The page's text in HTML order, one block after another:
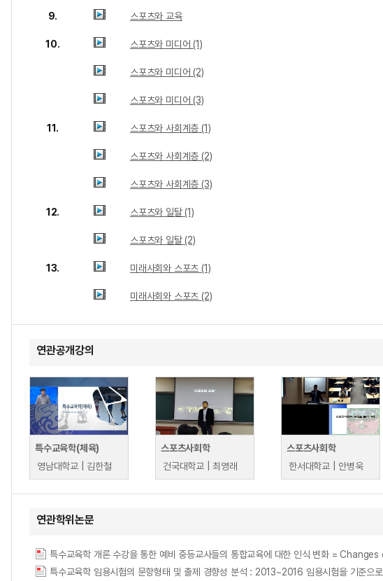
9. 스포츠와 교육
10. 스포츠와 미디어 (1)
스포츠와 미디어 (2)
스포츠와 미디어 (3)
11. 스포츠와 사회계층 (1)
스포츠와 사회계층 (2)
스포츠와 사회계층 (3)
12. 스포츠와 일탈 (1)
스포츠와 일탈 (2)
13. 미래사회와 스포츠 (1)
미래사회와 스포츠 (2)
연관공개강의
특수교육학(체육)
영남대학교 | 김한철
스포츠사회학
건국대학교 | 최영래
스포츠사회학
한서대학교 | 안병욱
연관학위논문
특수교육학 임용시험의 문항형태 및 출제 경향성 분석 : 2013~2016 임용시험을 기준으로